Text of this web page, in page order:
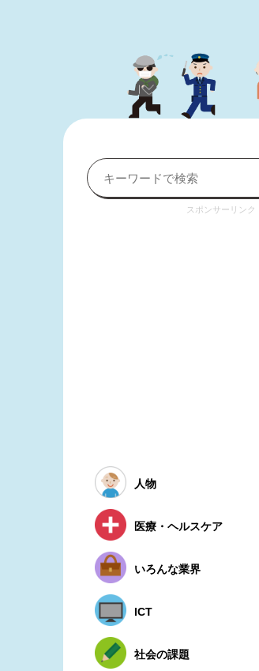
スポンサーリンク
人物
医療・ヘルスケア
いろんな業界
ICT
社会の課題